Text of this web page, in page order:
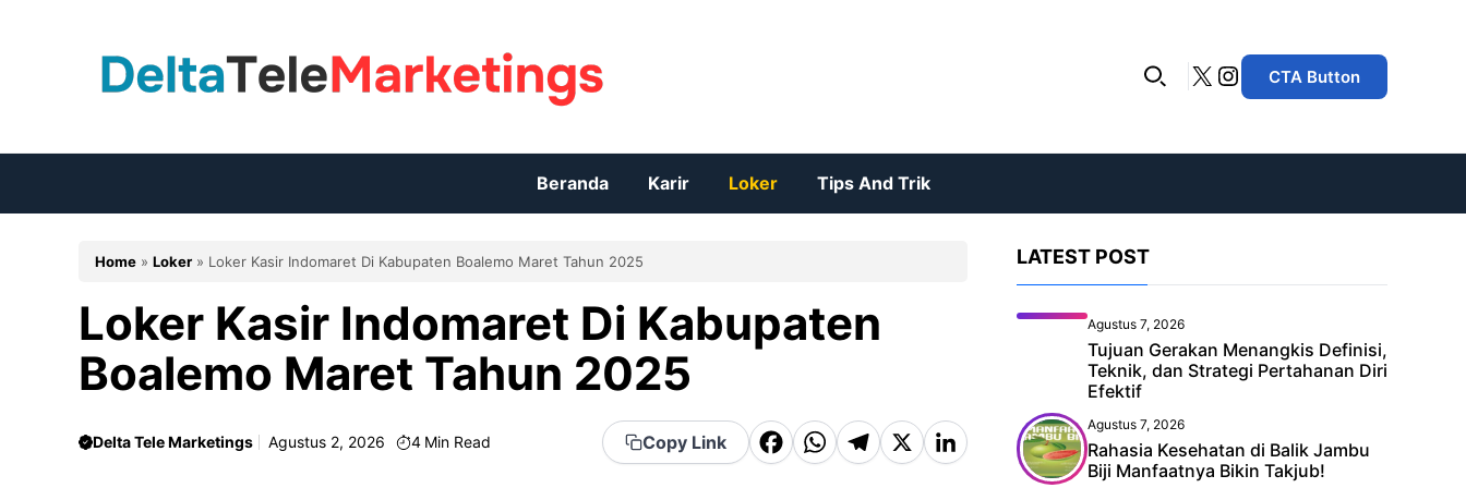
X Instagram
CTA Button
Beranda Karir Loker Tips And Trik
Home » Loker » Loker Kasir Indomaret Di Kabupaten Boalemo Maret Tahun 2025
Loker Kasir Indomaret Di Kabupaten
Boalemo Maret Tahun 2025
Delta Tele Marketings Agustus 2, 2026 4 Min Read Copy Link
F
a
W
h
T
el
X
Li
n
LATEST POST
Agustus 7, 2026
Tujuan Gerakan Menangkis Definisi,
Teknik, dan Strategi Pertahanan Diri
Efektif
Agustus 7, 2026
Rahasia Kesehatan di Balik Jambu
Biji Manfaatnya Bikin Takjub!